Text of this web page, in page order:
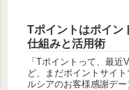
Tポイントはポイン
仕組みと活用術
「Tポイントって、最
ど、まだポイントサイ
ルシアのお客様感謝デ